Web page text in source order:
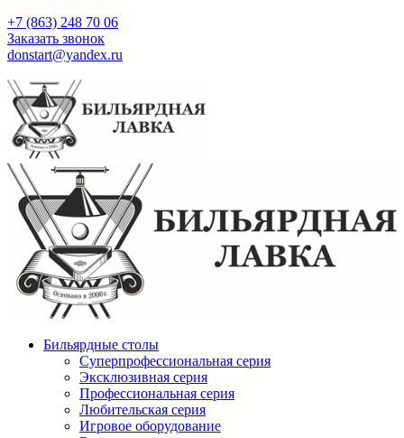
+7 (863) 248 70 06
Заказать звонок
donstart@yandex.ru
Бильярдные столы
Суперпрофессиональная серия
Эксклюзивная серия
Профессиональная серия
Любительская серия
Игровое оборудование